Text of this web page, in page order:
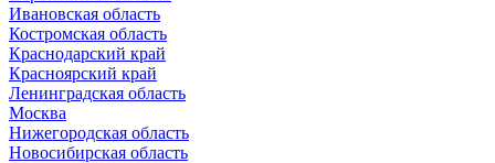
Ивановская область
Костромская область
Краснодарский край
Красноярский край
Ленинградская область
Москва
Нижегородская область
Новосибирская область